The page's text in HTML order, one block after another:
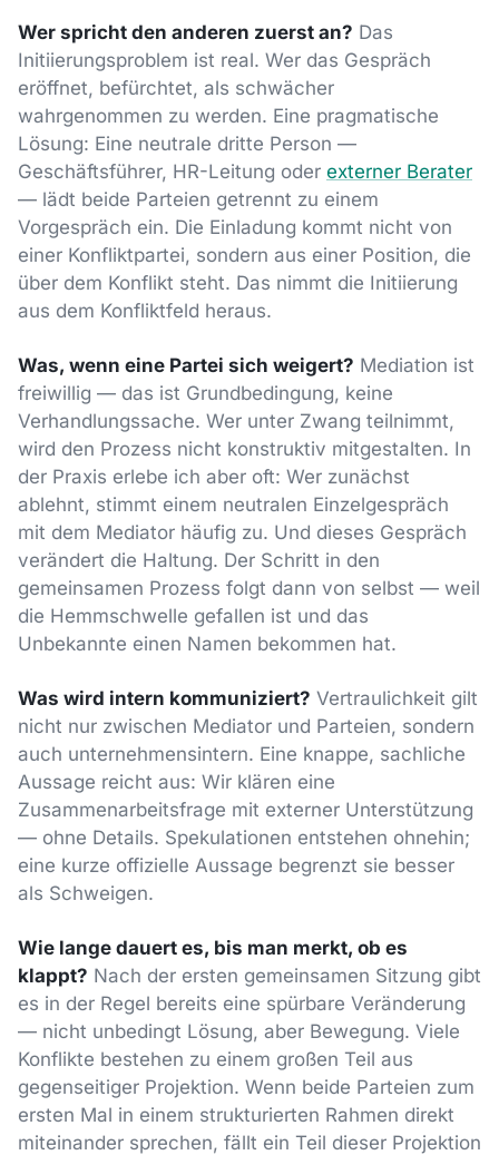
Wer spricht den anderen zuerst an? Das
Initiierungsproblem ist real. Wer das Gespräch
eröffnet, befürchtet, als schwächer
wahrgenommen zu werden. Eine pragmatische
Lösung: Eine neutrale dritte Person —
Geschäftsführer, HR-Leitung oder externer Berater
— lädt beide Parteien getrennt zu einem
Vorgespräch ein. Die Einladung kommt nicht von
einer Konfliktpartei, sondern aus einer Position, die
über dem Konflikt steht. Das nimmt die Initiierung
aus dem Konfliktfeld heraus.
Was, wenn eine Partei sich weigert? Mediation ist
freiwillig — das ist Grundbedingung, keine
Verhandlungssache. Wer unter Zwang teilnimmt,
wird den Prozess nicht konstruktiv mitgestalten. In
der Praxis erlebe ich aber oft: Wer zunächst
ablehnt, stimmt einem neutralen Einzelgespräch
mit dem Mediator häufig zu. Und dieses Gespräch
verändert die Haltung. Der Schritt in den
gemeinsamen Prozess folgt dann von selbst — weil
die Hemmschwelle gefallen ist und das
Unbekannte einen Namen bekommen hat.
Was wird intern kommuniziert? Vertraulichkeit gilt
nicht nur zwischen Mediator und Parteien, sondern
auch unternehmensintern. Eine knappe, sachliche
Aussage reicht aus: Wir klären eine
Zusammenarbeitsfrage mit externer Unterstützung
— ohne Details. Spekulationen entstehen ohnehin;
eine kurze offizielle Aussage begrenzt sie besser
als Schweigen.
Wie lange dauert es, bis man merkt, ob es
klappt? Nach der ersten gemeinsamen Sitzung gibt
es in der Regel bereits eine spürbare Veränderung
— nicht unbedingt Lösung, aber Bewegung. Viele
Konflikte bestehen zu einem großen Teil aus
gegenseitiger Projektion. Wenn beide Parteien zum
ersten Mal in einem strukturierten Rahmen direkt
miteinander sprechen, fällt ein Teil dieser Projektion